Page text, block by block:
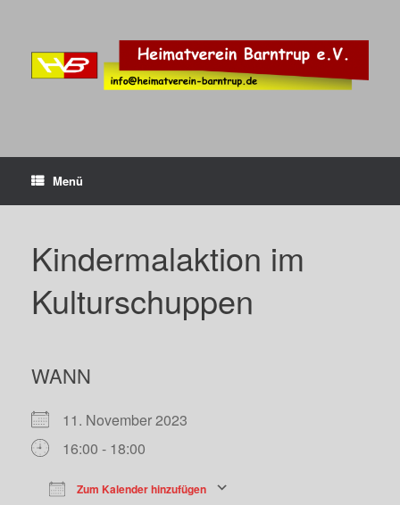
Menü
Kindermalaktion im
Kulturschuppen
WANN
11. November 2023
16:00 - 18:00
Zum Kalender hinzufügen